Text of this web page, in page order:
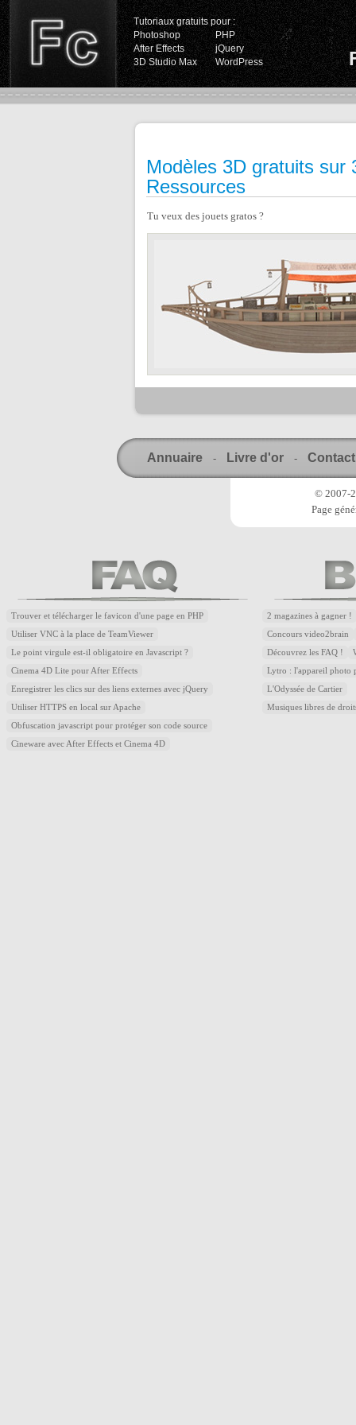
Tutoriaux gratuits pour :
Photoshop
PHP
After Effects
jQuery
3D Studio Max
WordPress
Modèles 3D gratuits sur
Ressources
Tu veux des jouets gratos ?
Annuaire - Livre d'or - Contact
© 2007-
Page
Trouver et télécharger le favicon d'une page en PHP
Utiliser VNC à la place de TeamViewer
Le point virgule est-il obligatoire en Javascript ?
Cinema 4D Lite pour After Effects
Enregistrer les clics sur des liens externes avec jQuery
Utiliser HTTPS en local sur Apache
Obfuscation javascript pour protéger son code source
Cineware avec After Effects et Cinema 4D
2 magazines à gagner !
Concours video2brain
Découvrez les FAQ !
Lytro : l'appareil photo
L'Odyssée de Cartier
Musiques libres de